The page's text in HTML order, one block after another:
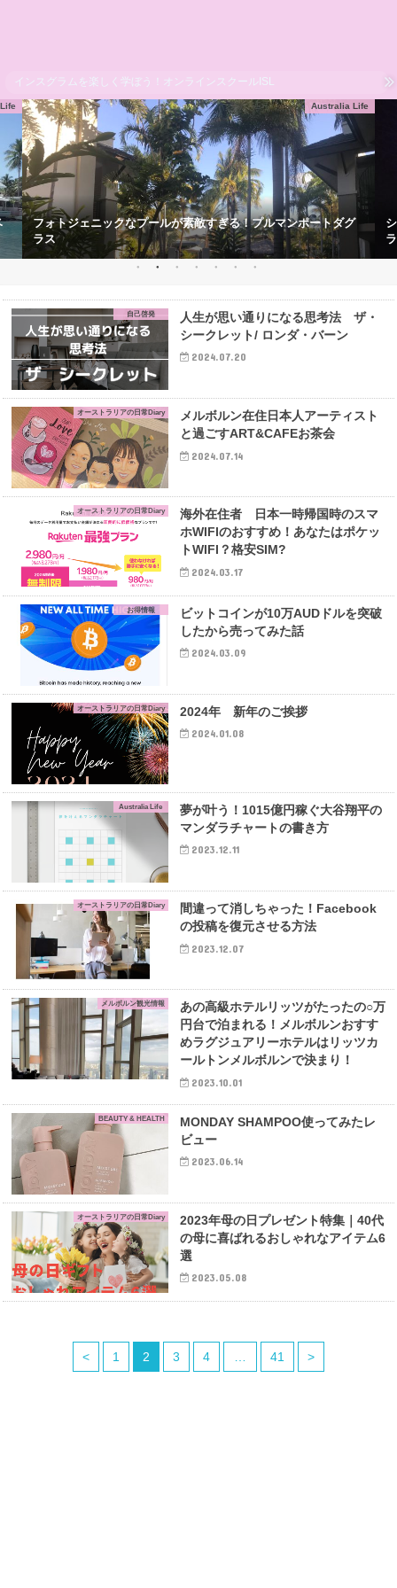
インスグラムを楽しく学ぼう！オンラインスクールISL
Australia Life
フォトジェニックなプールが素敵すぎる！プルマンポートダグ
ラス
自己啓発
人生が思い通りになる思考法 ザ・
シークレット/ ロンダ・バーン
2024.07.20
オーストラリアの日常Diary
メルボルン在住日本人アーティスト
と過ごすART&CAFEお茶会
2024.07.14
オーストラリアの日常Diary
海外在住者 日本一時帰国時のスマ
ホWIFIのおすすめ！あなたはポケッ
トWIFI？格安SIM?
2024.03.17
お得情報
ビットコインが10万AUDドルを突破
したから売ってみた話
2024.03.09
オーストラリアの日常Diary 2024年 新年のご挨拶
2024.01.08
Australia Life
夢が叶う！1015億円稼ぐ大谷翔平の
マンダラチャートの書き方
2023.12.11
オーストラリアの日常Diary
間違って消しちゃった！Facebook
の投稿を復元させる方法
2023.12.07
メルボルン観光情報
あの高級ホテルリッツがたったの○万
円台で泊まれる！メルボルンおすす
めラグジュアリーホテルはリッツカ
ールトンメルボルンで決まり！
2023.10.01
BEAUTY & HEALTH
MONDAY SHAMPOO使ってみたレ
ビュー
2023.06.14
オーストラリアの日常Diary
2023年母の日プレゼント特集｜40代
の母に喜ばれるおしゃれなアイテム6
選
2023.05.08
< 1 2 3 4 … 41 >